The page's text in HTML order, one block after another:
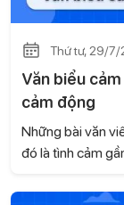
Thứ tư, 29/
Văn biểu
cảm động
Những bài văn
đó là tình cảm
hay, chân thành